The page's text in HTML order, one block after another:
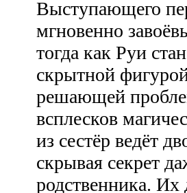
Выступающего
мгновенно
тогда как Руи
скрытной
решающей
всплесков
из сестёр ведёт
скрывая секрет
родственника. Их